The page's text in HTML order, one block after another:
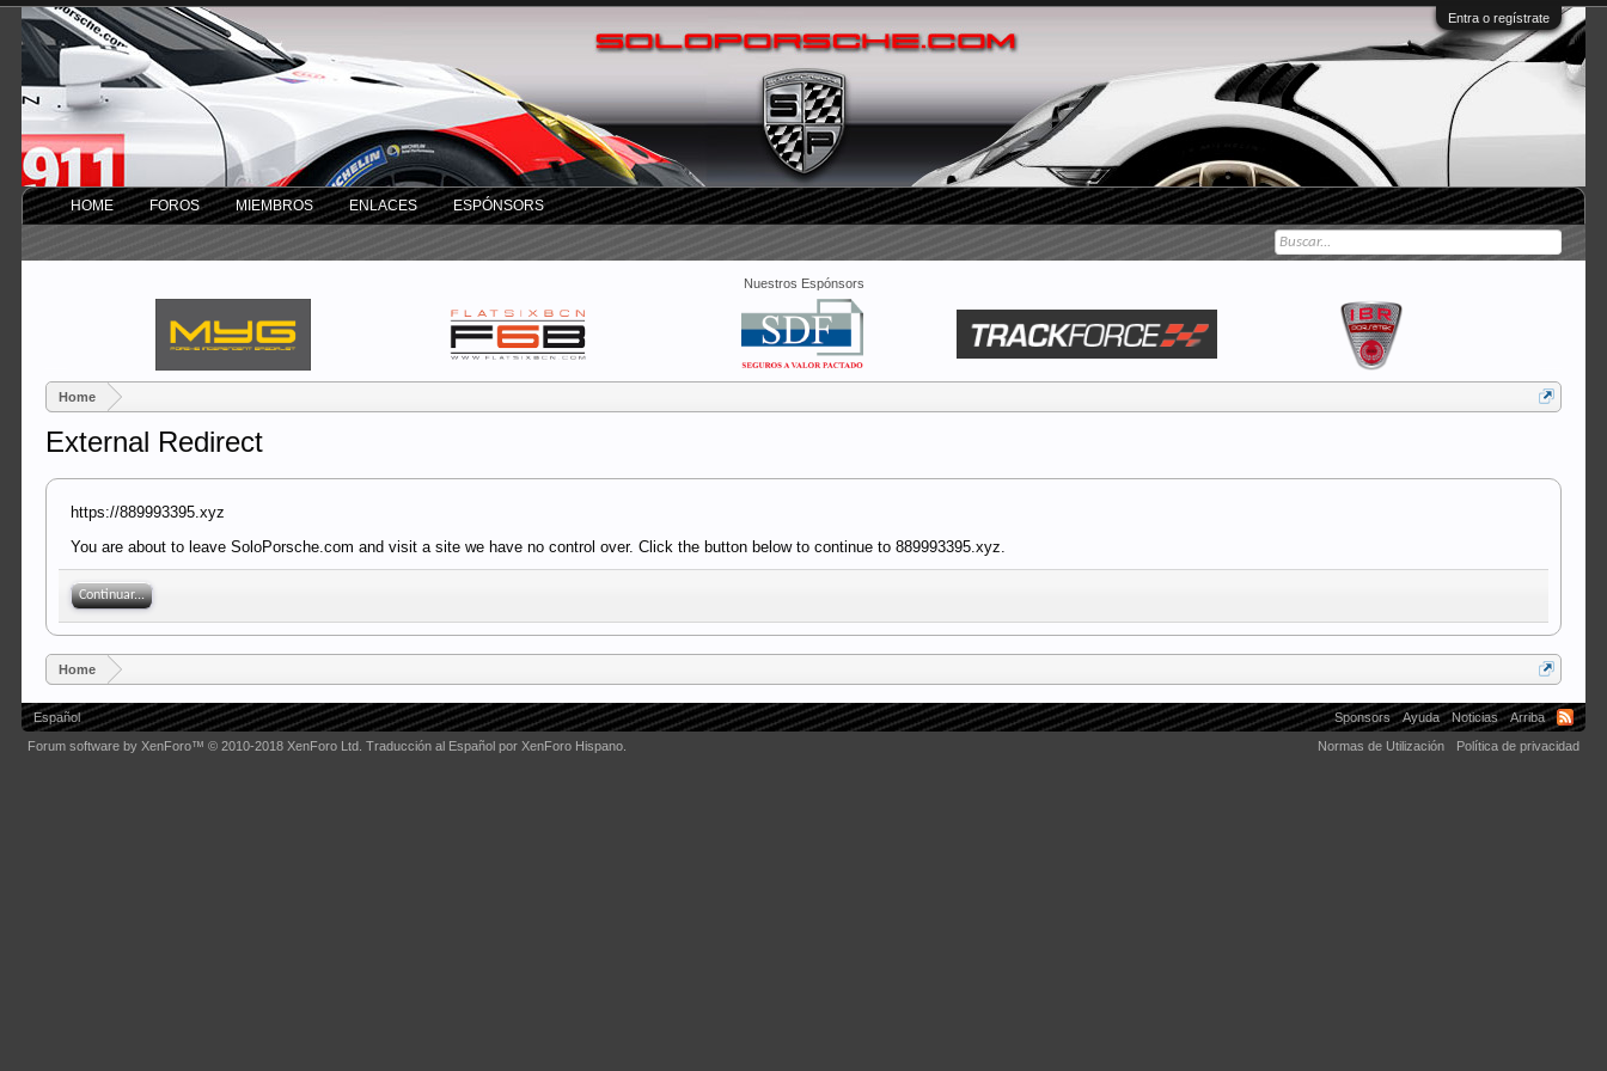
Entra o regístrate
Nuestros Espónsors
Home
External Redirect
https://889993395.xyz
You are about to leave SoloPorsche.com and visit a site we have no control over. Click the button below to continue to 889993395.xyz.
Continuar...
Home
HOME FOROS MIEMBROS ENLACES ESPÓNSORS
Español Sponsors Ayuda Noticias
Arriba
Normas de Utilización
Política de privacidad
Forum software by XenForo™© 2010-2018 XenForo Ltd. Traducción al Español por XenForo Hispano.